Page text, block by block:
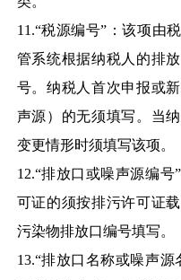
11.“税源编号”：该项由
管系统根据纳税人的排
号。纳税人首次申报或
声源）的无须填写。当
变更情形时须填写该项。
12.“排放口或噪声源编号
可证的须按排污许可证
污染物排放口编号填写。
13.“排放口名称或噪声源